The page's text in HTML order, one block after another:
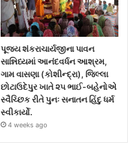
પૂજ્ય શંકરાચાર્યજીના પાવન
સાન્નિધ્યમાં આનંદવર્ધન આશ્રમ,
ગામ વાસણા (કોશીન્દ્રા), જિલ્લા
છોટાઉદેપુર ખાતે ૨૫ ભાઈ-બહેનોએ
સ્વૈચ્છિક રીતે પુનઃ સનાતન હિંદુ ધર્મ
સ્વીકાર્યો.
4 weeks ago